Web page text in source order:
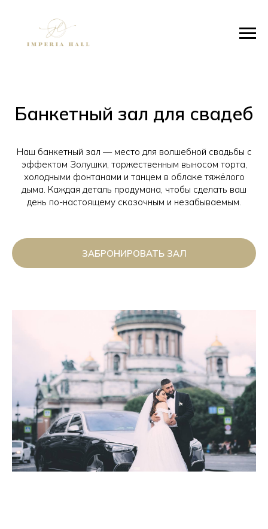
Банкетный зал для свадеб
Наш банкетный зал — место для волшебной свадьбы с
эффектом Золушки, торжественным выносом торта,
холодными фонтанами и танцем в облаке тяжёлого
дыма. Каждая деталь продумана, чтобы сделать ваш
день по-настоящему сказочным и незабываемым.
ЗАБРОНИРОВАТЬ ЗАЛ